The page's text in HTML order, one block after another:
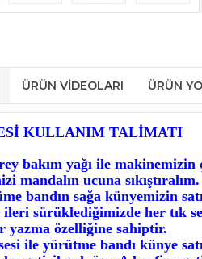
ÜRÜN VIDEOLARI ÜRÜN
KULLANIM TALİMATI
bakım yağı ile makinemizin
mandalın ucuna
bandın sağa künyemizin
sürüklediğimizde her tık
yazma özelliğine sahiptir.
ile yürütme bandı künye